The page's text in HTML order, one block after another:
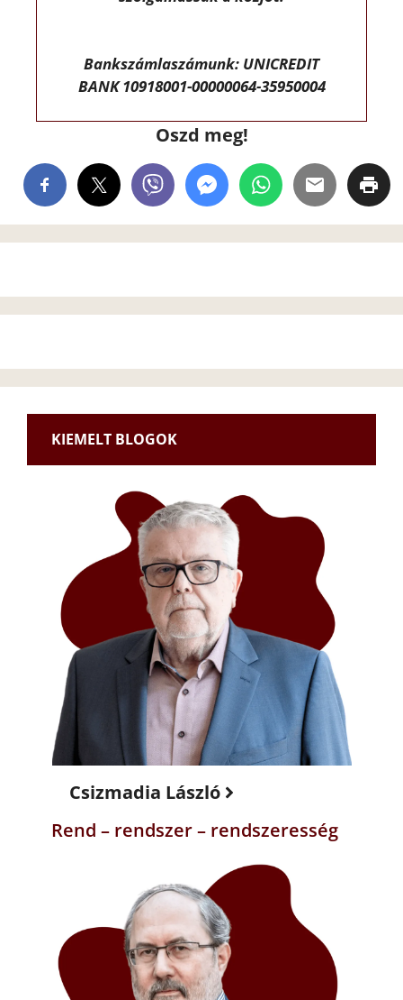
Bankszámlaszámunk: UNICREDIT
BANK 10918001-00000064-35950004
Oszd meg!
KIEMELT BLOGOK
Csizmadia László
Rend – rendszer – rendszeresség